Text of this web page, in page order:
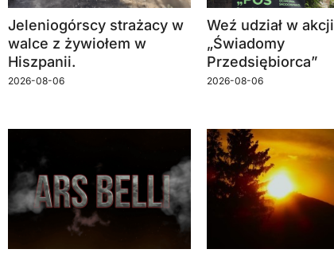
Jeleniogórscy strażacy w
walce z żywiołem w
Hiszpanii.
2026-08-06
Weź udział w akcji
„Świadomy
Przedsiębiorca”
2026-08-06